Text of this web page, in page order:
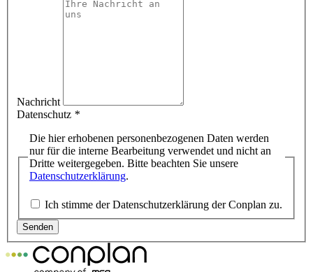
Nachricht
Datenschutz *
Die hier erhobenen personenbezogenen Daten werden
nur für die interne Bearbeitung verwendet und nicht an
Dritte weitergegeben. Bitte beachten Sie unsere
Datenschutzerklärung.
Ich stimme der Datenschutzerklärung der Conplan zu.